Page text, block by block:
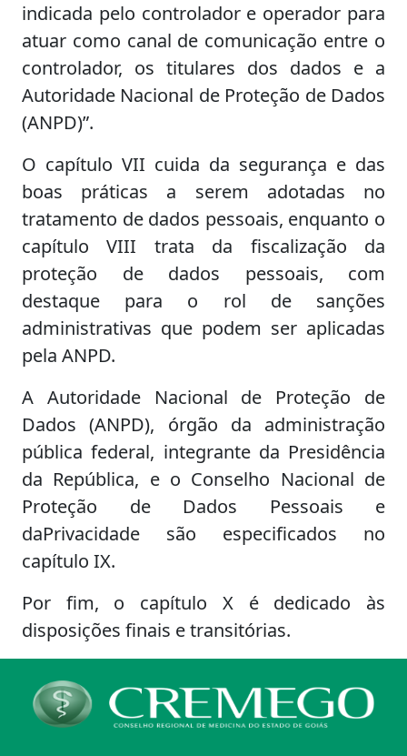
indicada pelo controlador e operador para
atuar como canal de comunicação entre o
controlador, os titulares dos dados e a
Autoridade Nacional de Proteção de Dados
(ANPD)”.
O capítulo VII cuida da segurança e das
boas práticas a serem adotadas no
tratamento de dados pessoais, enquanto o
capítulo VIII trata da fiscalização da
proteção de dados pessoais, com
destaque para o rol de sanções
administrativas que podem ser aplicadas
pela ANPD.
A Autoridade Nacional de Proteção de
Dados (ANPD), órgão da administração
pública federal, integrante da Presidência
da República, e o Conselho Nacional de
Proteção de Dados Pessoais e
daPrivacidade são especificados no
capítulo IX.
Por fim, o capítulo X é dedicado às
disposições finais e transitórias.